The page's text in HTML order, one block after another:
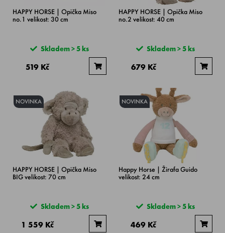
HAPPY HORSE | Opička Miso
no.1 velikost: 30 cm
Skladem > 5 ks
519 Kč
HAPPY HORSE | Opička Miso
no.2 velikost: 40 cm
Skladem > 5 ks
679 Kč
NOVINKA
HAPPY HORSE | Opička Miso
BIG velikost: 70 cm
Skladem > 5 ks
1 559 Kč
NOVINKA
Happy Horse | Žirafa Guido
velikost: 24 cm
Skladem > 5 ks
469 Kč